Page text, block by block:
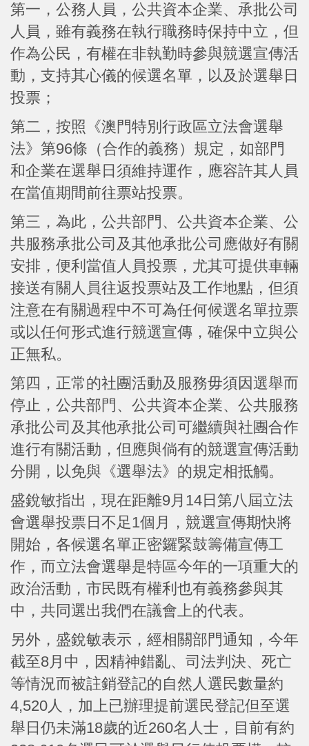
第一，公務人員，公共資本企業、承批公司
人員，雖有義務在執行職務時保持中立，但
作為公民，有權在非執勤時參與競選宣傳活
動，支持其心儀的候選名單，以及於選舉日
投票；
第二，按照《澳門特別行政區立法會選舉
法》第96條（合作的義務）規定，如部門
和企業在選舉日須維持運作，應容許其人員
在當值期間前往票站投票。
第三，為此，公共部門、公共資本企業、公
共服務承批公司及其他承批公司應做好有關
安排，便利當值人員投票，尤其可提供車輛
接送有關人員往返投票站及工作地點，但須
注意在有關過程中不可為任何候選名單拉票
或以任何形式進行競選宣傳，確保中立與公
正無私。
第四，正常的社團活動及服務毋須因選舉而
停止，公共部門、公共資本企業、公共服務
承批公司及其他承批公司可繼續與社團合作
進行有關活動，但應與倘有的競選宣傳活動
分開，以免與《選舉法》的規定相抵觸。
盛銳敏指出，現在距離9月14日第八屆立法
會選舉投票日不足1個月，競選宣傳期快將
開始，各候選名單正密鑼緊鼓籌備宣傳工
作，而立法會選舉是特區今年的一項重大的
政治活動，市民既有權利也有義務參與其
中，共同選出我們在議會上的代表。
另外，盛銳敏表示，經相關部門通知，今年
截至8月中，因精神錯亂、司法判決、死亡
等情況而被註銷登記的自然人選民數量約
4,520人，加上已辦理提前選民登記但至選
舉日仍未滿18歲的近260名人士，目前有約